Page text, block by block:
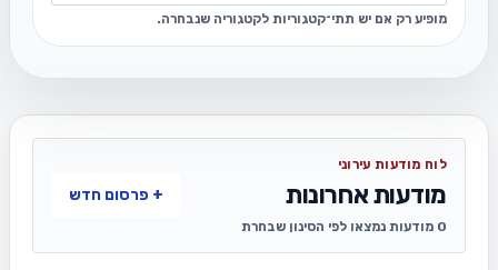
מופיע רק אם יש תתי־קטגוריות לקטגוריה שנבחרה.
לוח מודעות עירוני
מודעות אחרונות
0 מודעות נמצאו לפי הסינון שבחרת
+ פרסום חדש